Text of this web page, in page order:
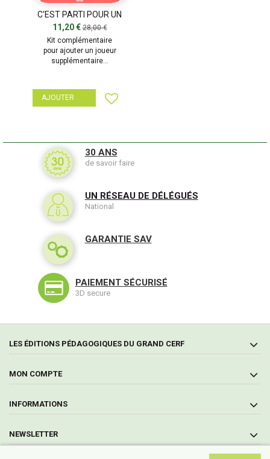
C'EST PARTI POUR UN
TOUR - 1 JOUEUR SUPPL.
11,20 €28,00 €
Kit complémentaire
pour ajouter un joueur
supplémentaire...
AJOUTER
30 ANS
de savoir faire
UN RÉSEAU DE DÉLÉGUÉS
National
GARANTIE SAV
PAIEMENT SÉCURISÉ
3D secure
LES ÉDITIONS PÉDAGOGIQUES DU GRAND CERF
MON COMPTE
INFORMATIONS
NEWSLETTER